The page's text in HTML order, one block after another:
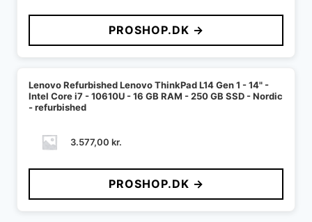
PROSHOP.DK →
Lenovo Refurbished Lenovo ThinkPad L14 Gen 1 - 14" -
Intel Core i7 - 10610U - 16 GB RAM - 250 GB SSD - Nordic
- refurbished
3.577,00 kr.
PROSHOP.DK →